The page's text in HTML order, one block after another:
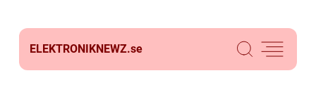
ELEKTRONIKNEWZ.se